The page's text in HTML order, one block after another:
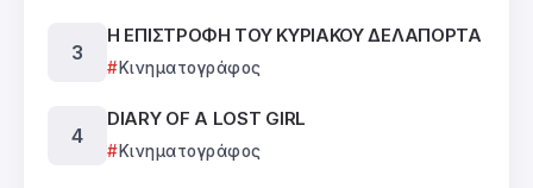
Η ΕΠΙΣΤΡΟΦΗ ΤΟΥ ΚΥΡΙΑΚΟΥ ΔΕΛΑΠΟΡΤΑ
Κινηματογράφος
DIARY OF A LOST GIRL
Κινηματογράφος